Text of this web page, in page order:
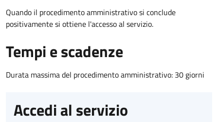
Quando il procedimento amministrativo si conclude
positivamente si ottiene l'accesso al servizio.
Tempi e scadenze
Durata massima del procedimento amministrativo: 30 giorni
Accedi al servizio